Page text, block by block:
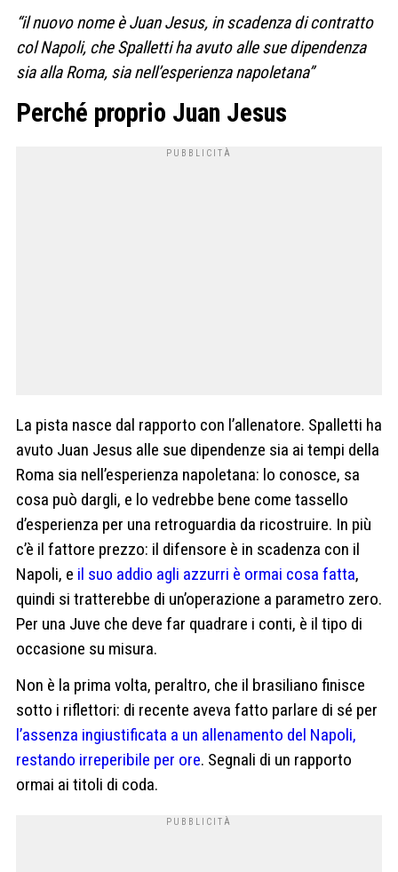
“il nuovo nome è Juan Jesus, in scadenza di contratto
col Napoli, che Spalletti ha avuto alle sue dipendenza
sia alla Roma, sia nell’esperienza napoletana”
Perché proprio Juan Jesus
La pista nasce dal rapporto con l’allenatore. Spalletti ha
avuto Juan Jesus alle sue dipendenze sia ai tempi della
Roma sia nell’esperienza napoletana: lo conosce, sa
cosa può dargli, e lo vedrebbe bene come tassello
d’esperienza per una retroguardia da ricostruire. In più
c’è il fattore prezzo: il difensore è in scadenza con il
Napoli, e il suo addio agli azzurri è ormai cosa fatta,
quindi si tratterebbe di un’operazione a parametro zero.
Per una Juve che deve far quadrare i conti, è il tipo di
occasione su misura.
Non è la prima volta, peraltro, che il brasiliano finisce
sotto i riflettori: di recente aveva fatto parlare di sé per
l’assenza ingiustificata a un allenamento del Napoli,
restando irreperibile per ore. Segnali di un rapporto
ormai ai titoli di coda.